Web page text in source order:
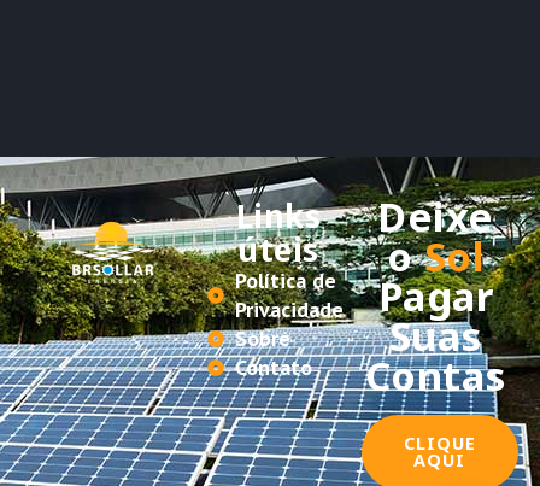
Links
úteis
Política de
Privacidade
Sobre
Contato
Deixe
o Sol
Pagar
Suas
Contas
CLIQUE
AQUI